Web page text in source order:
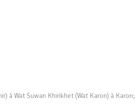
à Wat Suwan Khirikhet (Wat Karon) à Karon;